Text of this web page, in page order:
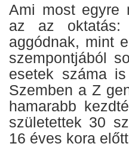
Ami most egyre
az az oktatás:
aggódnak, mint
szempontjából
esetek száma
Szemben a Z
hamarabb
születettek 30
16 éves kora